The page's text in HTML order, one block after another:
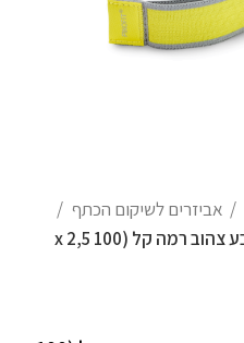
אביזרים לשיקום הכתף
PINOFIT רצועת בד נמתחת צבע צהוב רמה קל (100 x 2,5